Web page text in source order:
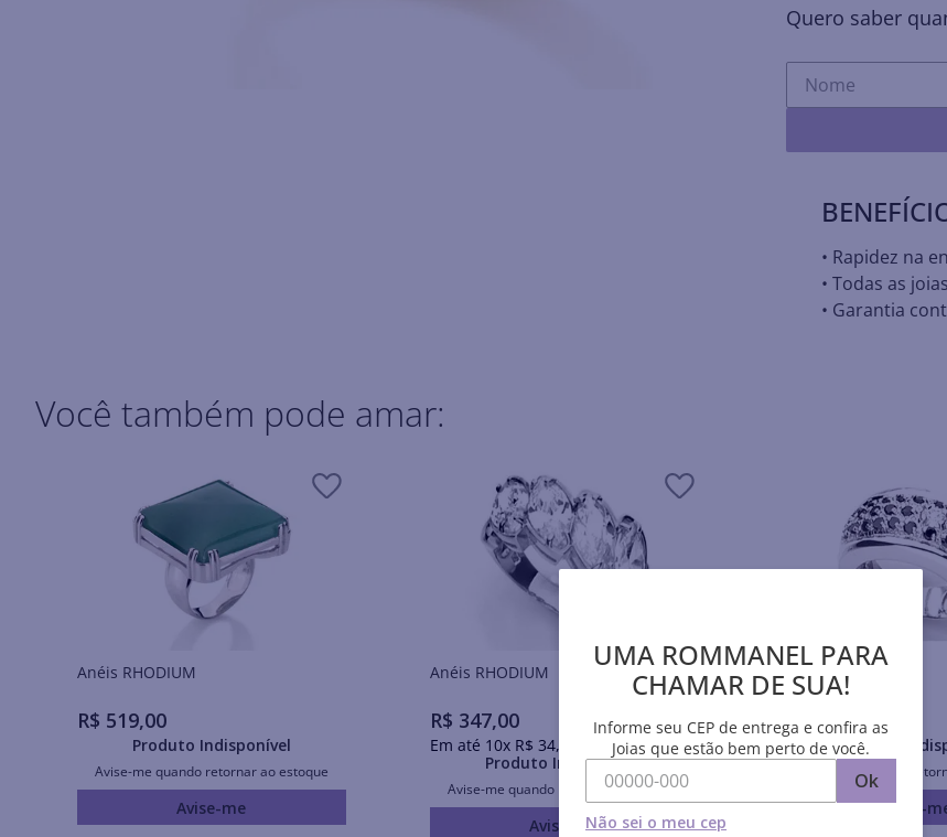
Quero saber
• Rapidez na
• Todas as
• Garantia
Você também pode amar:
Anéis RHODIUM
R$ 519,00
Produto Indisponível
Avise-me quando retornar ao estoque
Avise-me
Anéis RHODIUM
R$ 347,00
Em até 10x R$ 34,
sem juros
Produto Indisponível
Avise-me quando retornar ao estoque
Avise-me
Anéis RHODIUM
R$ 244,00
Produto
Avise-me quando
Avise-
UMA ROMMANEL PARA
CHAMAR DE SUA!
Informe seu CEP de entrega e confira as
Joias que estão bem perto de você.
Ok
Não sei o meu cep